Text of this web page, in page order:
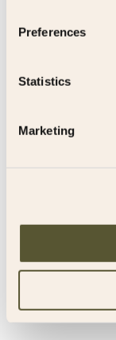
Preferences
Statistics
Marketing